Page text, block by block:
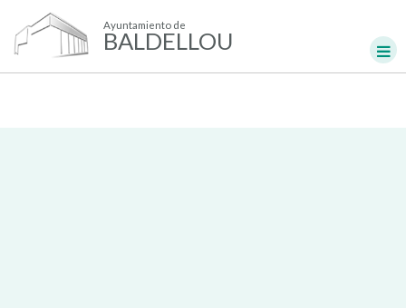
Ayuntamiento de
BALDELLOU